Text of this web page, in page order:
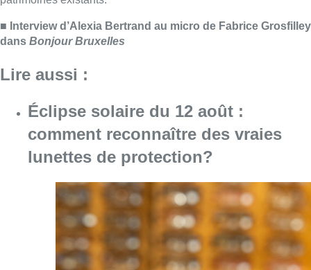
06 août 2026Consulter l'article "Éclipse solaire du 12
Le trafic ferroviaire adapté à